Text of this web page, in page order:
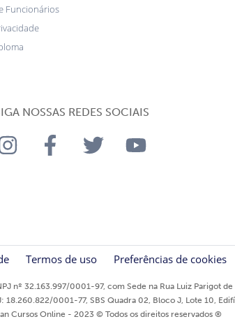
Funcionários
NOSSAS REDES SOCIAIS
Termos de uso Preferências de cookies
nº 32.163.997/0001-97, com Sede na Rua Luiz Parigot
0001-77, SBS Quadra 02, Bloco J, Lote 10,
Cursos Online - 2023 © Todos os direitos reservados ®